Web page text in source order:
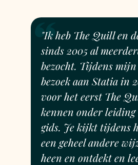
"Ik heb The Quill en
sinds 2005 al
bezocht. Tijdens
bezoek aan Statia in
voor het eerst The
kennen onder leiding
gids. Je kijkt tijdens
een geheel andere
heen en ontdekt en